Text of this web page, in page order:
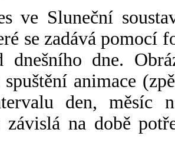
ve Sluneční
se zadává pomocí
dne.
animace
den, měsíc
závislá na době